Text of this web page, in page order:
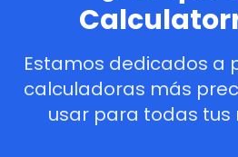
Estamos dedicados a
calculadoras más
usar para todas tus